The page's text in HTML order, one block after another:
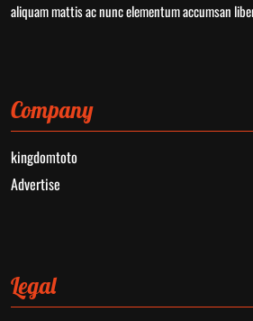
aliquam mattis ac nunc elementum accumsan
Company
kingdomtoto
Advertise
Legal